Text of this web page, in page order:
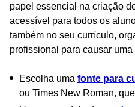
papel essencial na criação
acessível para todos os
também no seu currículo,
profissional para causar
Escolha uma fonte para
ou Times New Roman,